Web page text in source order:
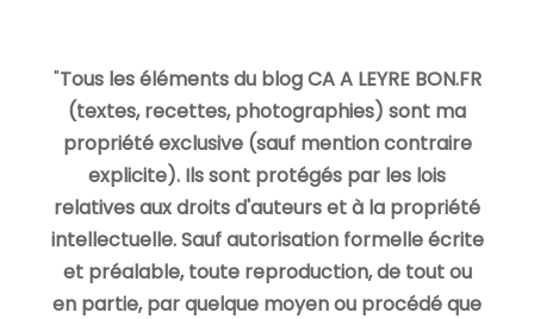
"Tous les éléments du blog CA A LEYRE BON.FR
(textes, recettes, photographies) sont ma
propriété exclusive (sauf mention contraire
explicite). Ils sont protégés par les lois
relatives aux droits d'auteurs et à la propriété
intellectuelle. Sauf autorisation formelle écrite
et préalable, toute reproduction, de tout ou
en partie, par quelque moyen ou procédé que